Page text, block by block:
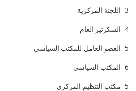
3- اللجنة المركزية
4- السكرتير العام
5- العضو العامل للمكتب السياسي
6- المكتب السياسي
5- مكتب التنظيم المركزي